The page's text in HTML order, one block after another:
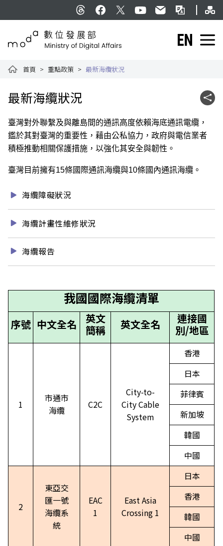
English
首頁 重點政策 最新海纜狀況
最新海纜狀況 社群
臺灣對外聯繫及與離島間的通訊高度依賴海底通訊電纜，
鑑於其對臺灣的重要性，藉由公私協力，政府與電信業者
積極推動相關保護措施，以強化其安全與韌性。
臺灣目前擁有15條國際通訊海纜與10條國內通訊海纜。
海纜障礙狀況
海纜計畫性維修狀況
海纜報告
我國國際海纜清單
序號 中文全名
英文
簡稱
英文全名
連接國
別/地區
1
市通市
海纜
C2C
City-to-
City Cable
System
香港
日本
菲律賓
新加坡
韓國
中國
2
東亞交
匯一號
海纜系
統
EAC
1
East Asia
Crossing 1
日本
香港
韓國
中國